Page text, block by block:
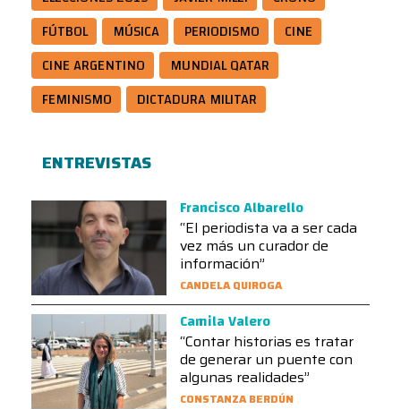
FÚTBOL
MÚSICA PERIODISMO
CINE
CINE ARGENTINO
MUNDIAL QATAR
FEMINISMO
DICTADURA MILITAR
ENTREVISTAS
Francisco Albarello
“El periodista va a ser cada
vez más un curador de
información”
CANDELA QUIROGA
Camila Valero
“Contar historias es tratar
de generar un puente con
algunas realidades”
CONSTANZA BERDÚN